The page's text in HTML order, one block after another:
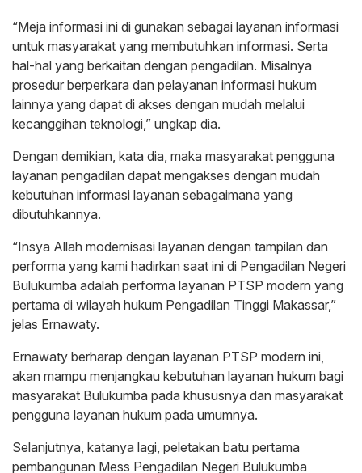
“Meja informasi ini di gunakan sebagai layanan informasi
untuk masyarakat yang membutuhkan informasi. Serta
hal-hal yang berkaitan dengan pengadilan. Misalnya
prosedur berperkara dan pelayanan informasi hukum
lainnya yang dapat di akses dengan mudah melalui
kecanggihan teknologi,” ungkap dia.
Dengan demikian, kata dia, maka masyarakat pengguna
layanan pengadilan dapat mengakses dengan mudah
kebutuhan informasi layanan sebagaimana yang
dibutuhkannya.
“Insya Allah modernisasi layanan dengan tampilan dan
performa yang kami hadirkan saat ini di Pengadilan Negeri
Bulukumba adalah performa layanan PTSP modern yang
pertama di wilayah hukum Pengadilan Tinggi Makassar,”
jelas Ernawaty.
Ernawaty berharap dengan layanan PTSP modern ini,
akan mampu menjangkau kebutuhan layanan hukum bagi
masyarakat Bulukumba pada khususnya dan masyarakat
pengguna layanan hukum pada umumnya.
Selanjutnya, katanya lagi, peletakan batu pertama
pembangunan Mess Pengadilan Negeri Bulukumba